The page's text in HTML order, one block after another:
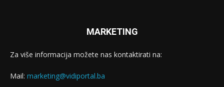
MARKETING
Za više informacija možete nas kontaktirati na:
Mail: marketing@vidiportal.ba